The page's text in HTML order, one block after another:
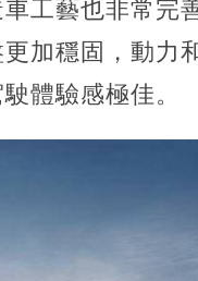
工藝也非常完
加穩固，動力
體驗感極佳。